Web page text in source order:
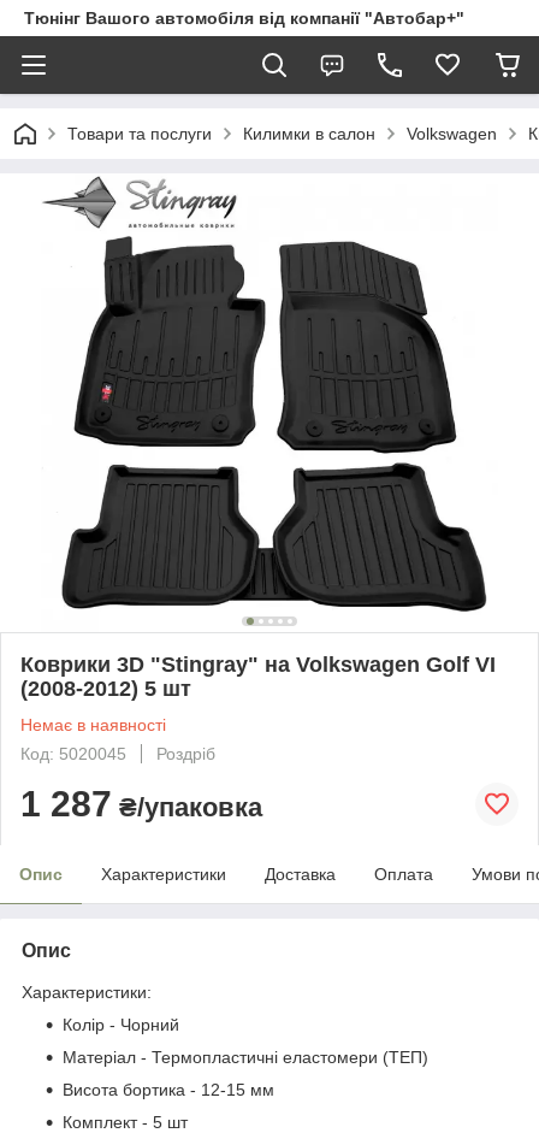
Тюнінг Вашого автомобіля від компанії "Автобар+"
Товари та послуги Килимки в салон Volkswagen
Коврики 3D "Stingray" на Volkswagen Golf VI
(2008-2012) 5 шт
Немає в наявності
Код: 5020045
Роздріб
1 287 ₴/упаковка
Опис Характеристики Доставка Оплата Умови
Опис
Характеристики:
Колір - Чорний
Матеріал - Термопластичні еластомери (ТЕП)
Висота бортика - 12-15 мм
Комплект - 5 шт